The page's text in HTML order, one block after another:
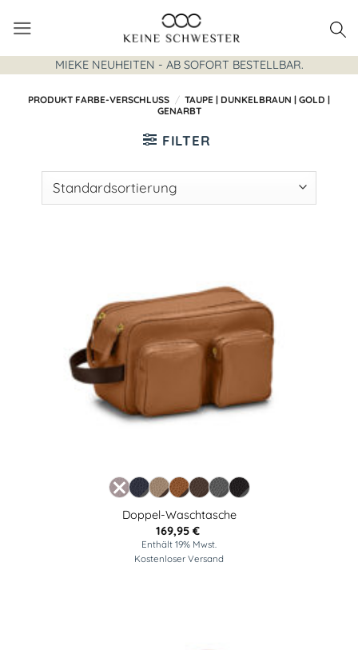
Inhalt
springen
MIEKE NEUHEITEN - AB SOFORT BESTELLBAR.
PRODUKT FARBE-VERSCHLUSS / TAUPE | DUNKELBRAUN | GOLD |
GENARBT
FILTER
Doppel-Waschtasche
169,95 €
Enthält 19% Mwst.
Kostenloser Versand